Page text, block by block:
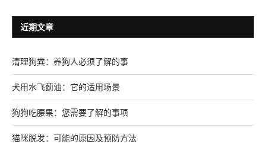
近期文章
清理狗粪：养狗人必须了解的事
犬用水飞蓟油：它的适用场景
狗狗吃腰果：您需要了解的事项
猫咪脱发：可能的原因及预防方法